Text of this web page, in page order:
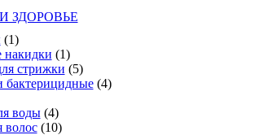
ЗДОРОВЬЕ
(1)
(1)
стрижки (5)
бактерицидные (4)
воды (4)
(10)